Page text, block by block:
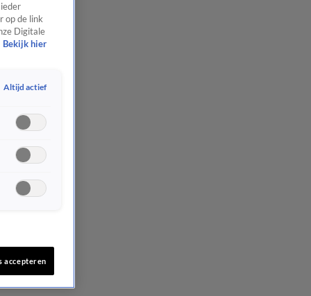
op de link
Digitale
Bekijk hier
Altijd actief
accepteren